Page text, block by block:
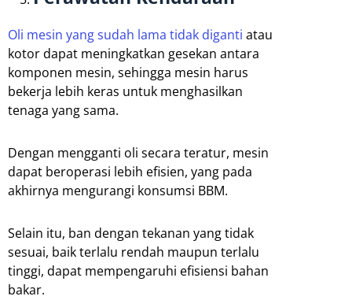
Oli mesin yang sudah lama tidak diganti atau
kotor dapat meningkatkan gesekan antara
komponen mesin, sehingga mesin harus
bekerja lebih keras untuk menghasilkan
tenaga yang sama.
Dengan mengganti oli secara teratur, mesin
dapat beroperasi lebih efisien, yang pada
akhirnya mengurangi konsumsi BBM.
Selain itu, ban dengan tekanan yang tidak
sesuai, baik terlalu rendah maupun terlalu
tinggi, dapat mempengaruhi efisiensi bahan
bakar.